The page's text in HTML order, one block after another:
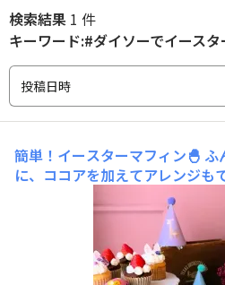
検索結果 1 件
キーワード:#ダイソーでイースタ
投稿日時
簡単！イースターマフィン🐣
に、ココアを加えてアレンジも
材料を販売する cotta（
るダイソー（@daiso_official）
て、イースターマフィンを作っ
ターマフィン🐣ふんわり美味し
えてアレンジもできます。【使